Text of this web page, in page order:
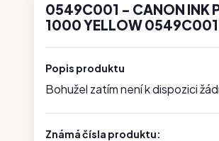
0549C001 - CANON INK
1000 YELLOW 0549C001
Popis produktu
Bohužel zatím není k dispozici
Známá čísla produktu: